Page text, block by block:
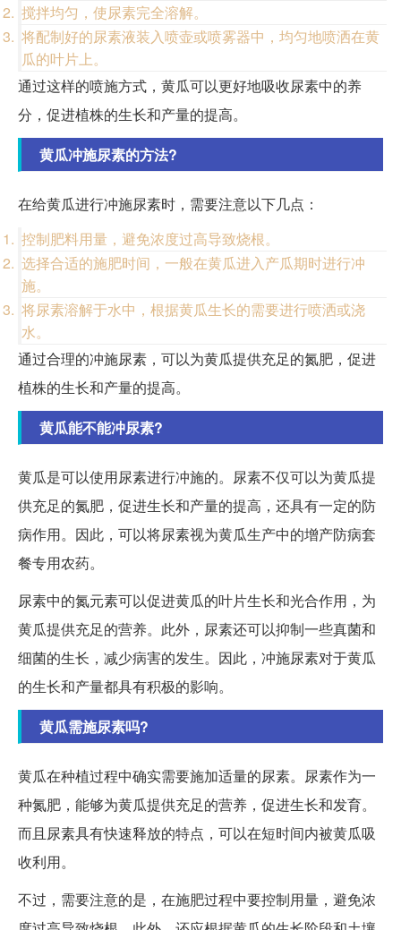
搅拌均匀，使尿素完全溶解。
将配制好的尿素液装入喷壶或喷雾器中，均匀地喷洒在黄
瓜的叶片上。
通过这样的喷施方式，黄瓜可以更好地吸收尿素中的养
分，促进植株的生长和产量的提高。
黄瓜冲施尿素的方法?
在给黄瓜进行冲施尿素时，需要注意以下几点：
控制肥料用量，避免浓度过高导致烧根。
选择合适的施肥时间，一般在黄瓜进入产瓜期时进行冲
施。
将尿素溶解于水中，根据黄瓜生长的需要进行喷洒或浇
水。
通过合理的冲施尿素，可以为黄瓜提供充足的氮肥，促进
植株的生长和产量的提高。
黄瓜能不能冲尿素?
黄瓜是可以使用尿素进行冲施的。尿素不仅可以为黄瓜提
供充足的氮肥，促进生长和产量的提高，还具有一定的防
病作用。因此，可以将尿素视为黄瓜生产中的增产防病套
餐专用农药。
尿素中的氮元素可以促进黄瓜的叶片生长和光合作用，为
黄瓜提供充足的营养。此外，尿素还可以抑制一些真菌和
细菌的生长，减少病害的发生。因此，冲施尿素对于黄瓜
的生长和产量都具有积极的影响。
黄瓜需施尿素吗?
黄瓜在种植过程中确实需要施加适量的尿素。尿素作为一
种氮肥，能够为黄瓜提供充足的营养，促进生长和发育。
而且尿素具有快速释放的特点，可以在短时间内被黄瓜吸
收利用。
不过，需要注意的是，在施肥过程中要控制用量，避免浓